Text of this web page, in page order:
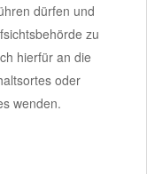
dürfen und
zu
hierfür an die
oder
wenden.